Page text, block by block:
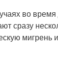
во время
сразу
мигрень